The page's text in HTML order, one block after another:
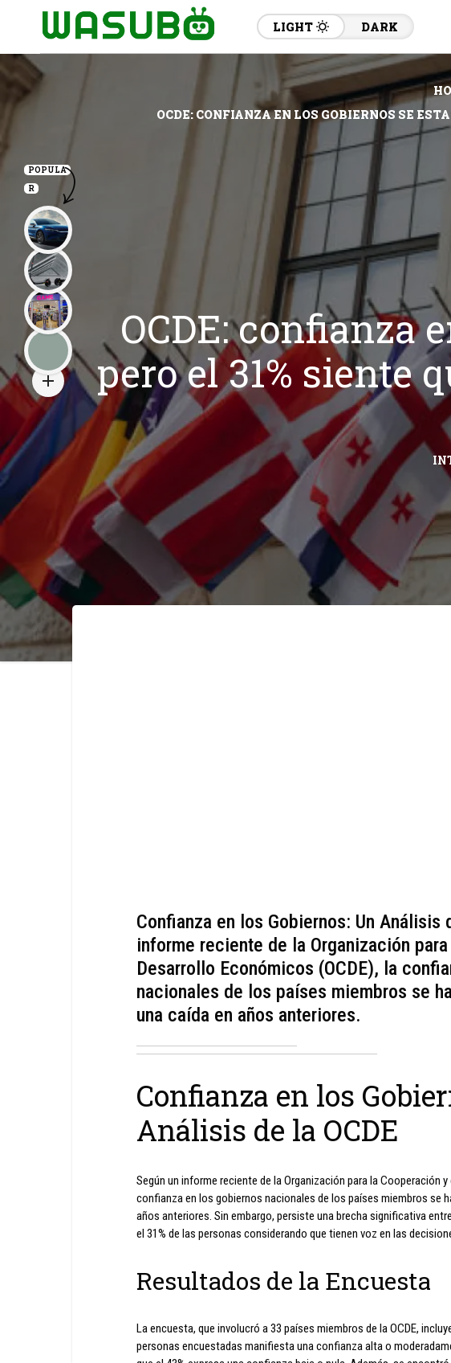
LIGHT DARK
OCDE: CONFIANZA EN LOS GOBIERNOS SE
OCDE: confianza
pero el 31% siente
Confianza en los Gobiernos: Un Análisis
informe reciente de la Organización
Desarrollo Económicos (OCDE), la
nacionales de los países miembros se
una caída en años anteriores.
Confianza en los
Análisis de la OCDE
Según un informe reciente de la Organización para la Cooperación
confianza en los gobiernos nacionales de los países miembros se
años anteriores. Sin embargo, persiste una brecha significativa
el 31% de las personas considerando que tienen voz en las
Resultados de la Encuesta
La encuesta, que involucró a 33 países miembros de la OCDE,
personas encuestadas manifiesta una confianza alta o
POPULA
R